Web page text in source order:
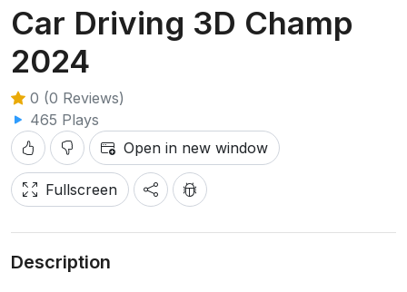
Car Driving 3D Champ
2024
0 (0 Reviews)
465 Plays
Open in new window
Fullscreen
Description